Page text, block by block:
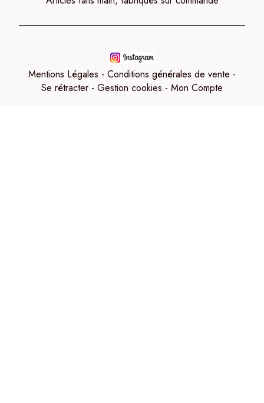
Mentions Légales
Conditions générales de vente
Se rétracter
Gestion cookies Mon Compte